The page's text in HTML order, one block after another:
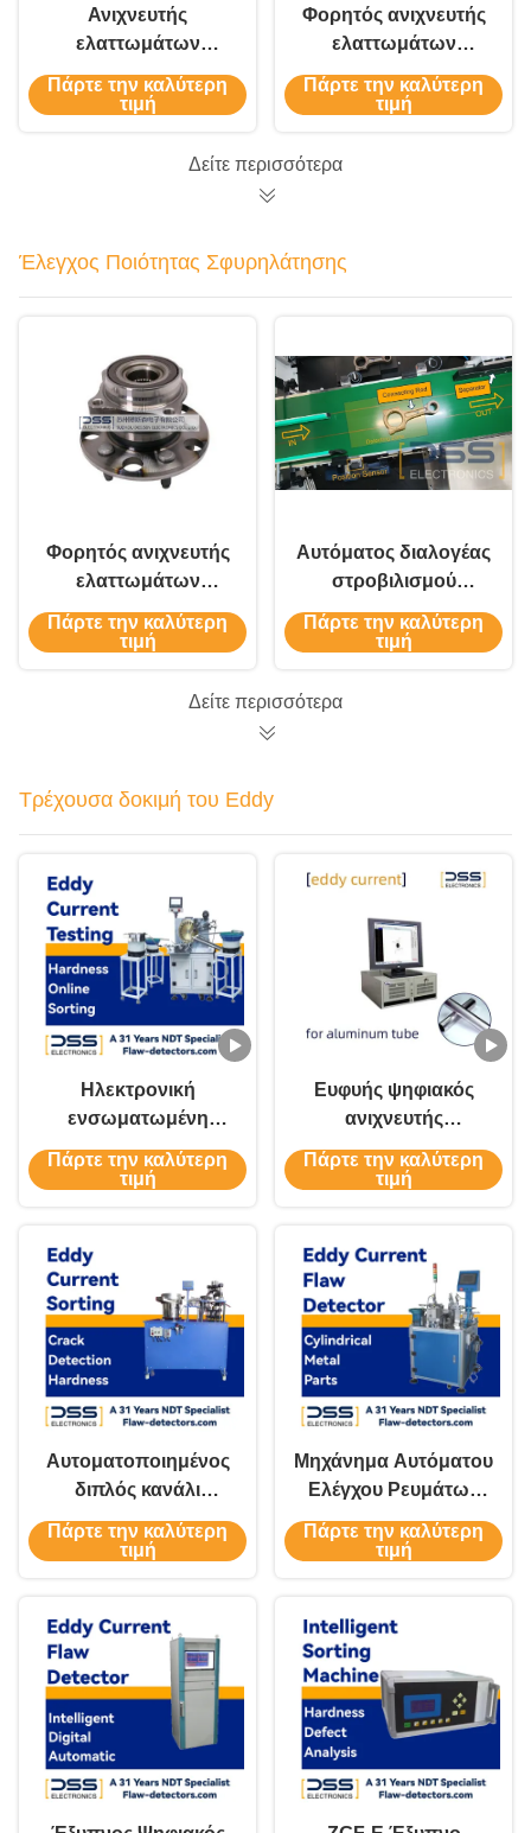
Ανιχνευτής
ελαττωμάτων
κυκλικού ρεύματος
για ανίχνευση
Πάρτε την καλύτερη
τιμή
Φορητός ανιχνευτής
ελαττωμάτων
ρευμάτων Eddy για
επιθεώρηση ρωγμών
επεξεργασίας σε
Πάρτε την καλύτερη
τιμή
Δείτε περισσότερα
Έλεγχος Ποιότητας Σφυρηλάτησης
Φορητός ανιχνευτής
ελαττωμάτων
ρευμάτων FET-9HS
για επιθεώρηση
Πάρτε την καλύτερη
τιμή
Αυτόματος διαλογέας
στροβιλισμού
ρευμάτων για
εξαρτήματα
Πάρτε την καλύτερη
τιμή
Δείτε περισσότερα
Τρέχουσα δοκιμή του Eddy
Ηλεκτρονική
ενσωματωμένη
μηχανή δοκιμής
ρεύματος Eddy OEM
Πάρτε την καλύτερη
τιμή
Ευφυής ψηφιακός
ανιχνευτής
ελαττωμάτων
ρεύματος Eddy Ένα
Πάρτε την καλύτερη
τιμή
Αυτοματοποιημένος
διπλός κανάλι
ερευνητής
ελαττωμάτων για
Πάρτε την καλύτερη
τιμή
Μηχάνημα Αυτόματου
Ελέγχου Ρευμάτων
Eddy ODM SWT-610
Πάρτε την καλύτερη
τιμή